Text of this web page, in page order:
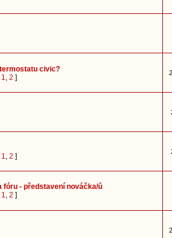
civic?
1, 2 ]
1, 2 ]
fóru - představení nováčka/ů
1, 2 ]